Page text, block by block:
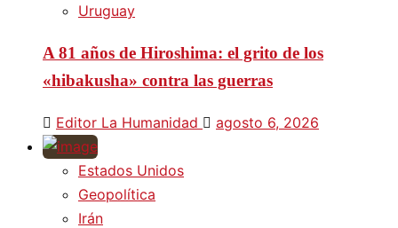
Uruguay
A 81 años de Hiroshima: el grito de los
«hibakusha» contra las guerras
Editor La Humanidad agosto 6, 2026
Estados Unidos
Geopolítica
Irán